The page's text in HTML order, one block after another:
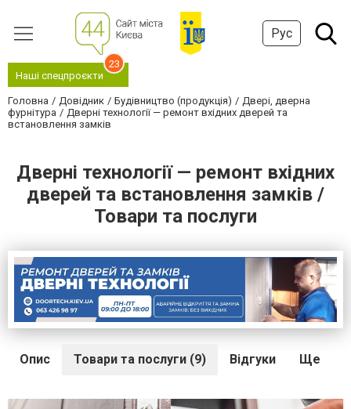
Рус
Наші спецпроєкти
23
Головна Довідник Будівництво (продукція)
Двері, дверна
фурнітура
Дверні технології — ремонт вхідних дверей та
встановлення замків
Дверні технології — ремонт вхідних
дверей та встановлення замків /
Товари та послуги
Опис Товари та послуги (9) Відгуки Ще